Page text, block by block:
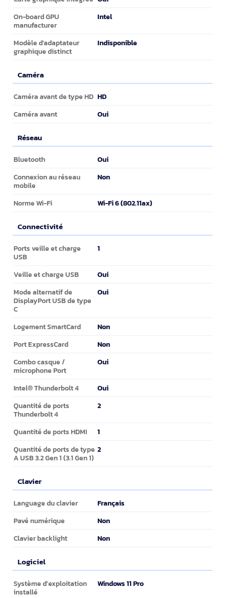
On-board GPU
manufacturer
Intel
Modèle d'adaptateur
graphique distinct
Indisponible
Caméra
Caméra
Caméra avant de type HD HD
Caméra avant Oui
Réseau
Réseau
Bluetooth Oui
Connexion au réseau
mobile
Non
Norme Wi-Fi Wi-Fi 6 (802.11ax)
Connectivité
Connectivité
Ports veille et charge
USB
1
Veille et charge USB Oui
Mode alternatif de
DisplayPort USB de type
C
Oui
Logement SmartCard Non
Port ExpressCard Non
Combo casque /
microphone Port
Oui
Intel® Thunderbolt 4 Oui
Quantité de ports
Thunderbolt 4
2
Quantité de ports HDMI 1
Quantité de ports de type
A USB 3.2 Gen 1 (3.1 Gen 1)
2
Clavier
Clavier
Language du clavier Français
Pavé numérique Non
Clavier backlight Non
Logiciel
Logiciel
Système d'exploitation
installé
Windows 11 Pro